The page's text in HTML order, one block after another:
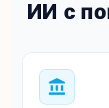
ИИ с